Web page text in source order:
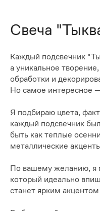
Свеча
Каждый подсвечник
а уникальное
обработки и
Но самое интересное
Я подбираю цвета,
каждый подсвечник
быть как теплые
металлические
По вашему желанию, я
который идеально
станет ярким